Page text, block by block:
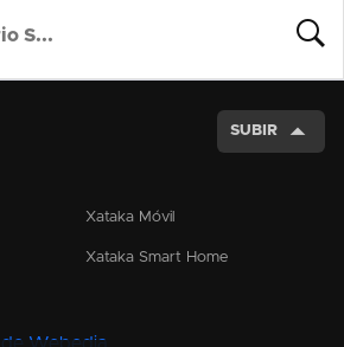
SUBIR
Xataka Móvil
Xataka Smart Home
Webedia